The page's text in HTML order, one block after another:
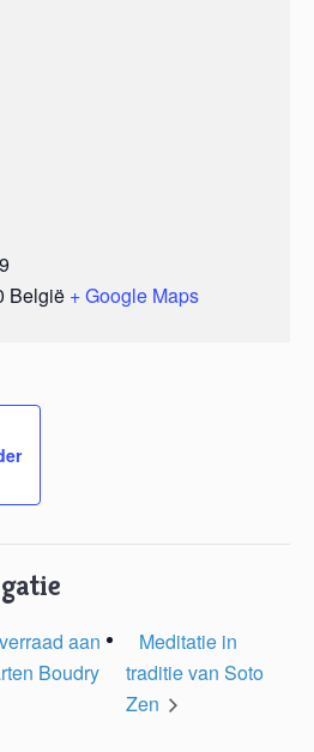
België + Google Maps
aan
Boudry
Meditatie in
traditie van Soto
Zen